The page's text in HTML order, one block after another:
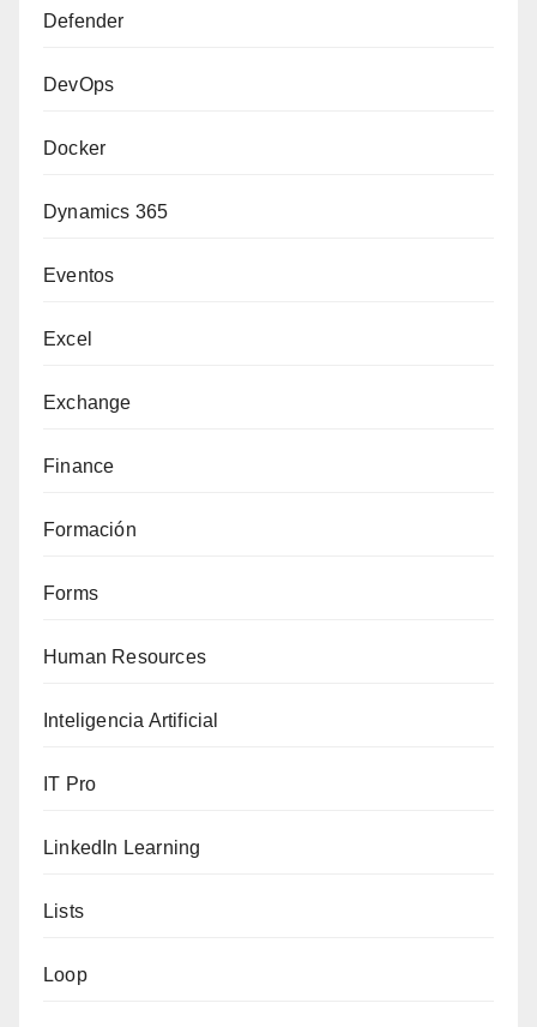
Defender
DevOps
Docker
Dynamics 365
Eventos
Excel
Exchange
Finance
Formación
Forms
Human Resources
Inteligencia Artificial
IT Pro
LinkedIn Learning
Lists
Loop